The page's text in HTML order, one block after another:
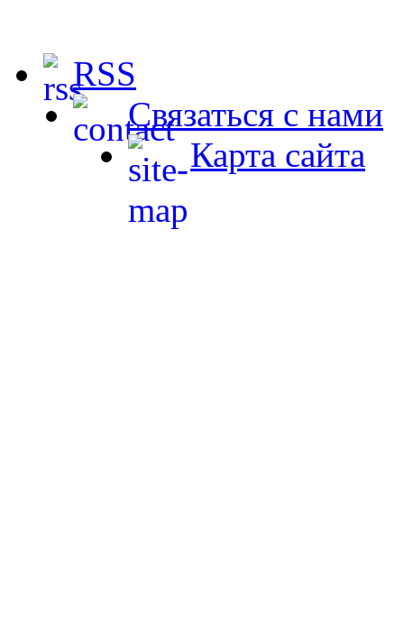
RSS
Связаться с нами
Карта сайта